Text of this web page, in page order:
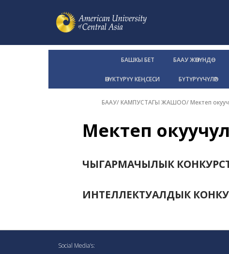
БАШКЫ БЕТ БААУ ЖӨНҮНДӨ
ӨНҮКТҮРҮҮ КЕҢСЕСИ БҮТҮРҮҮЧҮЛӨР
БААУ/КАМПУСТАГЫ ЖАШОО/Мектеп
Мектеп
ЧЫГАРМАЧЫЛЫК
ИНТЕЛЛЕКТУАЛДЫК
Social Media’s: